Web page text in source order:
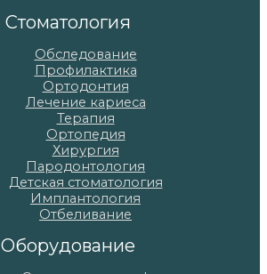
Стоматология
Обследование
Профилактика
Ортодонтия
Лечение кариеса
Терапия
Ортопедия
Хирургия
Пародонтология
Детская стоматология
Имплантология
Отбеливание
Оборудование